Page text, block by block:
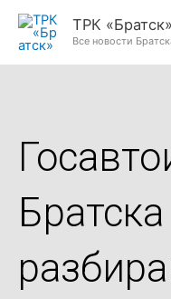
Перейти
ТРК «Братск»
Все новости
Братска